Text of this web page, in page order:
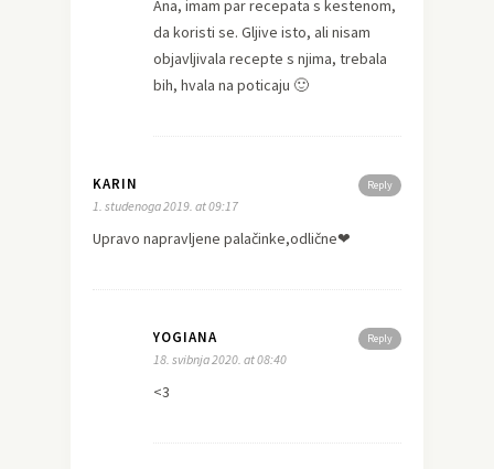
Ana, imam par recepata s kestenom,
da koristi se. Gljive isto, ali nisam
objavljivala recepte s njima, trebala
bih, hvala na poticaju 🙂
Reply
KARIN
1. studenoga 2019. at 09:17
Upravo napravljene palačinke,odlične❤
Reply
YOGIANA
18. svibnja 2020. at 08:40
<3